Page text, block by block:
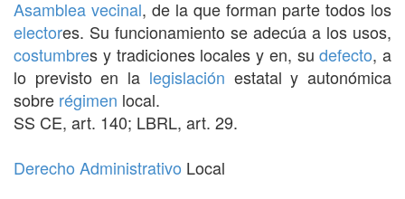
Asamblea vecinal, de la que forman parte todos los
electores. Su funcionamiento se adecúa a los usos,
costumbres y tradiciones locales y en, sudefecto, a
lo previsto en la legislación estatal y autonómica
sobre régimen local.
SS CE, art. 140; LBRL, art. 29.
Derecho Administrativo Local